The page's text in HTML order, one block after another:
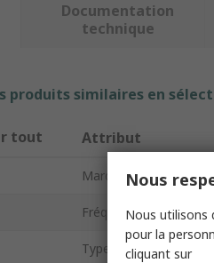
Documentation
technique
produits similaires en
tout Attribut
Marque
Fréquence maximum
Type de produit
Nous
Nous utilisons
pour la
cliquant sur